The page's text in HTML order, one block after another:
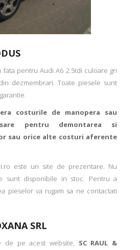
pentru Audi A6 2.5tdi culoare gri
dezmembrari. Toate piesele sunt
costurile de manopera sau
pentru demontarea si
sau orice alte costuri aferente
este un site de prezentare. Nu
sunt disponibile in stoc. Pentru a
pieselor va rugam sa ne contactati
SRL
de pe acest website, SC RAUL &